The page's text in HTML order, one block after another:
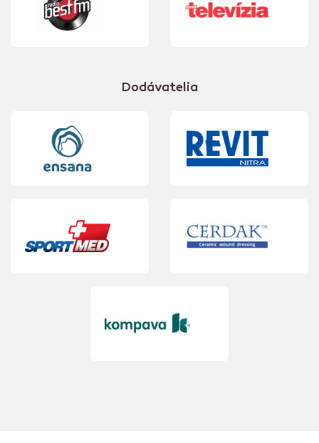
Dodávatelia